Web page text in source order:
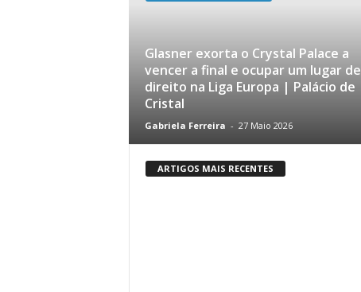
Glasner exorta o Crystal Palace a
vencer a final e ocupar um lugar de
direito na Liga Europa | Palácio de
Cristal
Gabriela Ferreira - 27 Maio 2026
ARTIGOS MAIS RECENTES